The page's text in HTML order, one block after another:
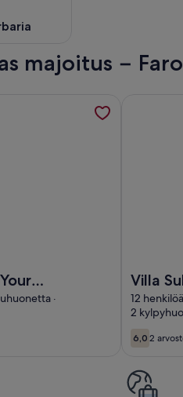
majoitus −
by ·
Villa
arvo
12
2
6,06,0
2
(2